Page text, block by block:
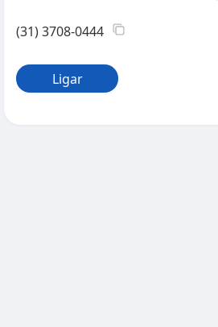
(31) 3708-0444
Ligar